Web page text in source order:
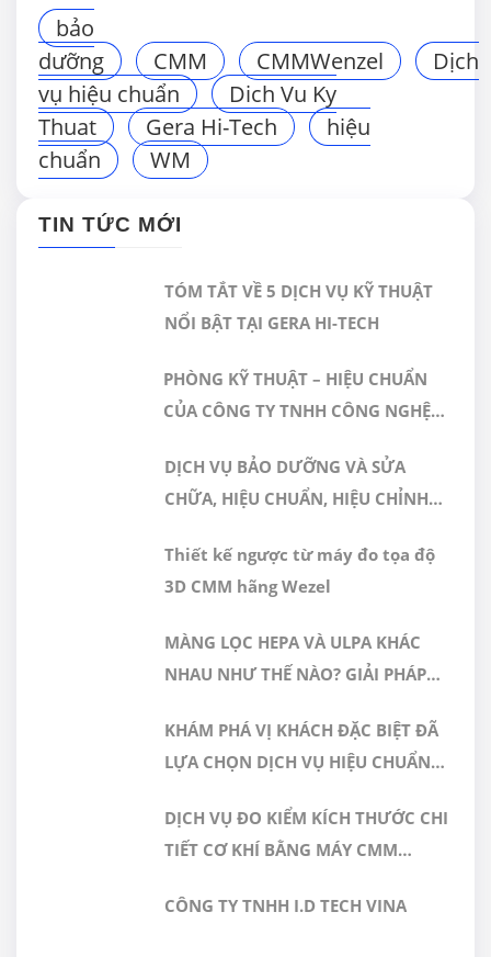
bảo
dưỡng
CMM CMMWenzel
Dịch
vụ hiệu chuẩn
Dich Vu Ky
Thuat
Gera Hi-Tech
hiệu
chuẩn
WM
TIN TỨC MỚI
TÓM TẮT VỀ 5 DỊCH VỤ KỸ THUẬT
NỔI BẬT TẠI GERA HI-TECH
PHÒNG KỸ THUẬT – HIỆU CHUẨN
CỦA CÔNG TY TNHH CÔNG NGHỆ
NHẬN ĐÁP ỨNG TIÊU CHUẨN
ISO/IEC 17025:2017
DỊCH VỤ BẢO DƯỠNG VÀ SỬA
CHỮA, HIỆU CHUẨN, HIỆU CHỈNH
Thiết kế ngược từ máy đo tọa độ
3D CMM hãng Wezel
MÀNG LỌC HEPA VÀ ULPA KHÁC
NHAU NHƯ THẾ NÀO? GIẢI PHÁP
DƯỢC PHẨM
KHÁM PHÁ VỊ KHÁCH ĐẶC BIỆT ĐÃ
LỰA CHỌN DỊCH VỤ HIỆU CHUẨN
DỊCH VỤ ĐO KIỂM KÍCH THƯỚC CHI
TIẾT CƠ KHÍ BẰNG MÁY CMM
VIỆT NAM
CÔNG TY TNHH I.D TECH VINA